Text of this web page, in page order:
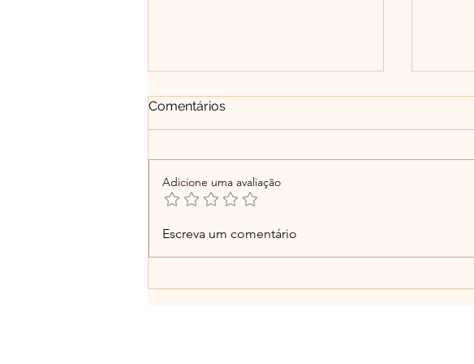
Entre o ego e a essência: a
Comentários
Adicione uma avaliação
Escreva um comentário